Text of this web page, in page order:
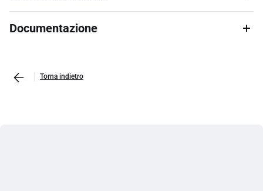
Documentazione
Torna indietro